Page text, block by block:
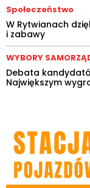
Społeczeństwo
W Rytwianach
i zabawy
WYBORY
Debata
Największym